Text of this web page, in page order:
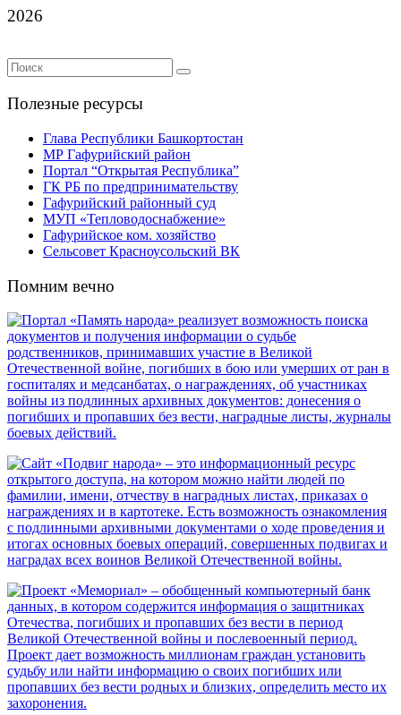
2026
Полезные ресурсы
Глава Республики Башкортостан
МР Гафурийский район
Портал “Открытая Республика”
ГК РБ по предпринимательству
Гафурийский районный суд
МУП «Тепловодоснабжение»
Гафурийское ком. хозяйство
Сельсовет Красноусольский ВК
Помним вечно